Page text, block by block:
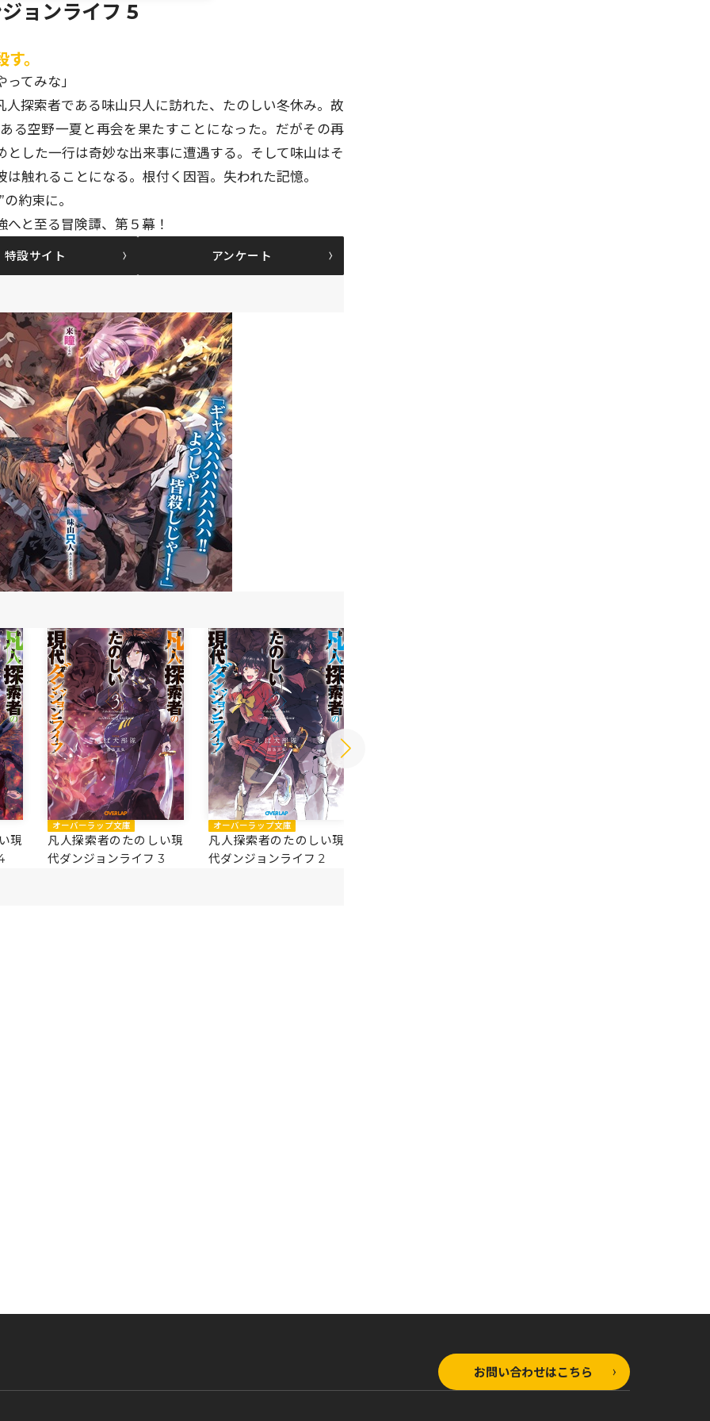
ョンライフ 5
。
てみな」
探索者である味山只人に訪れた、たのしい冬休み。故
る空野一夏と再会を果たすことになった。だがその再
した一行は奇妙な出来事に遭遇する。そして味山はそ
触れることになる。根付く因習。失われた記憶。
約束に。
と至る冒険譚、第５幕！
特設サイト アンケート
現
オーバーラップ文庫
凡人探索者のたのしい現
代ダンジョンライフ 3
オーバーラップ文庫
凡人探索者のたのしい現
代ダンジョンライフ 2
お問い合わせはこちら